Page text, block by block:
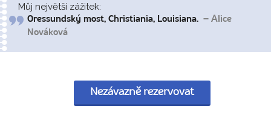
Můj největší zážitek:
Oressundský most, Christiania, Louisiana. – Alice
Nováková
Nezávazně rezervovat